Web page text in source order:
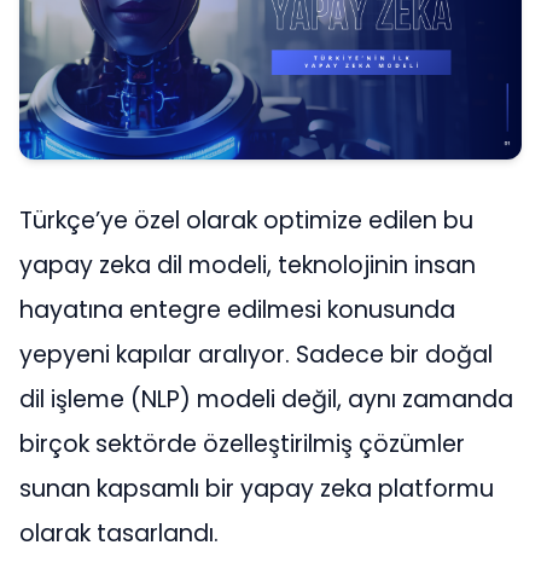
Türkçe’ye özel olarak optimize edilen bu
yapay zeka dil modeli, teknolojinin insan
hayatına entegre edilmesi konusunda
yepyeni kapılar aralıyor. Sadece bir doğal
dil işleme (NLP) modeli değil, aynı zamanda
birçok sektörde özelleştirilmiş çözümler
sunan kapsamlı bir yapay zeka platformu
olarak tasarlandı​​.